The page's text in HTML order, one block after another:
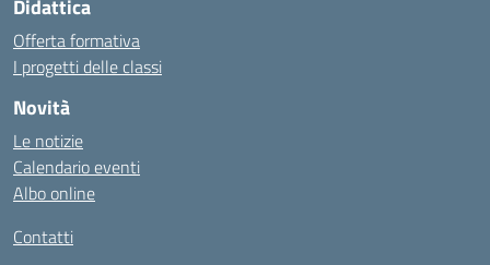
Didattica
Offerta formativa
I progetti delle classi
Novità
Le notizie
Calendario eventi
Albo online
Contatti